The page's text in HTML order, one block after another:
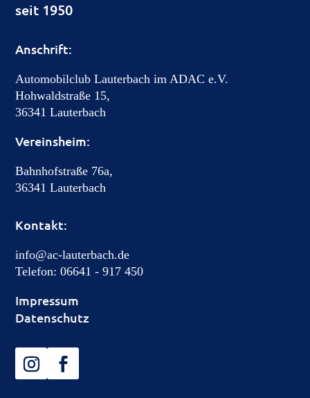
seit 1950
Anschrift:
Automobilclub Lauterbach im ADAC e.V.
Hohwaldstraße 15,
36341 Lauterbach
Vereinsheim:
Bahnhofstraße 76a,
36341 Lauterbach
Kontakt:
info@ac-lauterbach.de
Telefon: 06641 - 917 450
Impressum
Datenschutz